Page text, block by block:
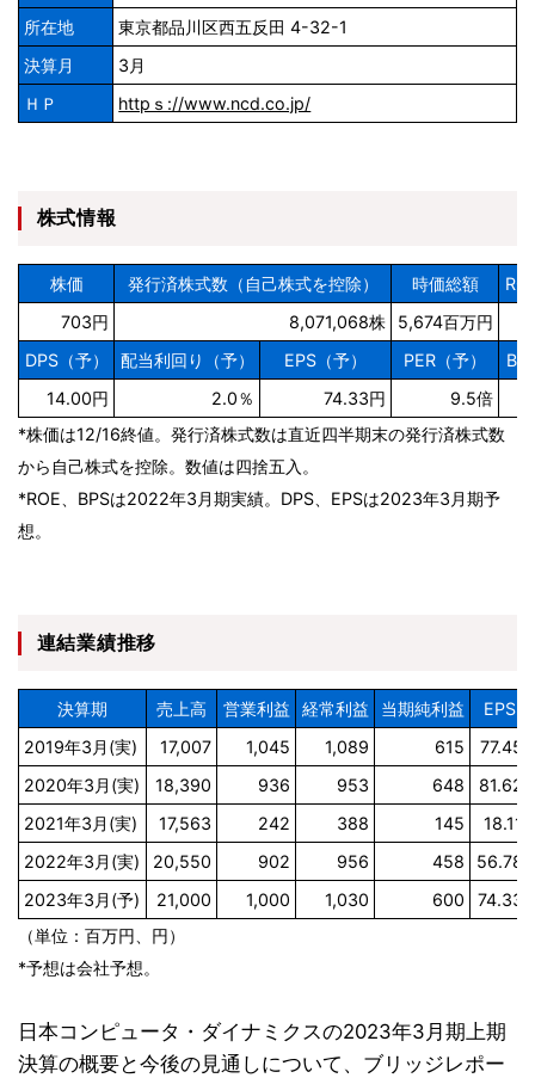
所在地
東京都品川区西五反田 4-32-1
決算月
3月
ＨＰ
httpｓ://www.ncd.co.jp/
株式情報
株価 発行済株式数（自己株式を控除） 時価総額
703円
8,071,068株
5,674百万円
DPS（予）
配当利回り（予） EPS（予） PER（予）
14.00円
2.0％ 74.33円 9.5倍
*株価は12/16終値。発行済株式数は直近四半期末の発行済株式数
から自己株式を控除。数値は四捨五入。
*ROE、BPSは2022年3月期実績。DPS、EPSは2023年3月期予
想。
連結業績推移
決算期 売上高 営業利益 経常利益 当期純利益
EPS
2019年3月(実)
17,007 1,045 1,089 615 77.45
2020年3月(実)
18,390 936 953 648 81.62
2021年3月(実)
17,563 242 388 145 18.11
2022年3月(実)
20,550 902 956 458 56.78
2023年3月(予)
21,000 1,000 1,030 600 74.33
（単位：百万円、円）
*予想は会社予想。
日本コンピュータ・ダイナミクスの2023年3月期上期
決算の概要と今後の見通しについて、ブリッジレポー